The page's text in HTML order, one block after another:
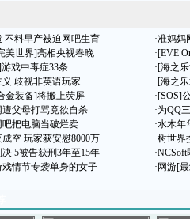
不料早产被迫网吧生育
美世界]亮相央视春晚
戏中毒症33条
歧视非英语玩家
金装备]将搬上荧屏
父母打骂竟欲自杀
把电脑当破烂卖
空 玩家获安慰8000万
5被告获刑3年至15年
情节专袭单身的女子
·准妈妈
·[EVE
·[海之
·[海之
·[SOS]
·为QQ
·水木年
·树世界
·
· 网游[